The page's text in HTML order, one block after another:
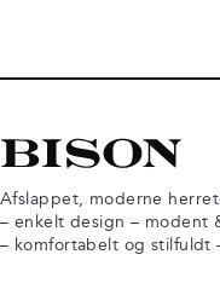
Afslappet, moderne
– enkelt design – modent
– komfortabelt og stilfuldt